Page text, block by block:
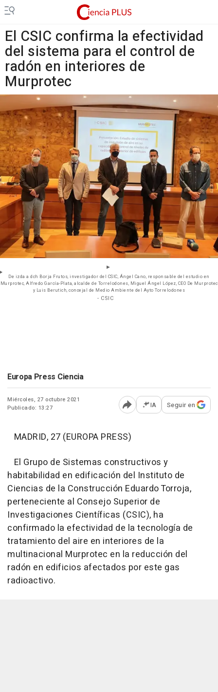
El CSIC confirma la efectividad
del sistema para el control de
radón en interiores de
Murprotec
De izda a dch Borja Frutos, investigador del CSIC, Ángel Cano, responsable del estudio en
Murprotec, Alfredo García-Plata, alcalde de Torrelodones, Miguel Ángel López, CEO De Murprotec
y Luis Berutich, concejal de Medio Ambiente del Ayto Torrelodones
- CSIC
Europa Press Ciencia
Miércoles, 27 octubre 2021
Publicado: 13:27
Abrir opciones para
IA Seguir en
MADRID, 27 (EUROPA PRESS)
El Grupo de Sistemas constructivos y
habitabilidad en edificación del Instituto de
Ciencias de la Construcción Eduardo Torroja,
perteneciente al Consejo Superior de
Investigaciones Científicas (CSIC), ha
confirmado la efectividad de la tecnología de
tratamiento del aire en interiores de la
multinacional Murprotec en la reducción del
radón en edificios afectados por este gas
radioactivo.